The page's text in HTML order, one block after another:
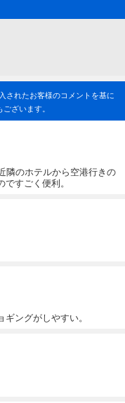
されたお客様のコメントを基に
ざいます。
隣のホテルから空港行きの
すごく便利。
ングがしやすい。